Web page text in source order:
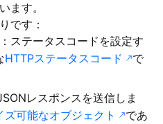
ます。
です：
：ステータスコードを設定す
HTTPステータスコード
で
レスポンスを送信しま
ズ可能なオブジェクト
であ